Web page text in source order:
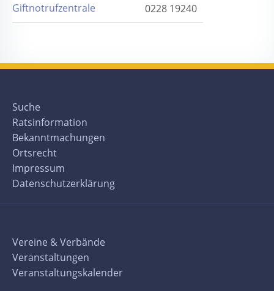
Giftnotrufzentrale
0228 19240
Suche
Ratsinformation
Bekanntmachungen
Ortsrecht
Impressum
Datenschutzerklärung
Vereine & Verbände
Veranstaltungen
Veranstaltungskalender